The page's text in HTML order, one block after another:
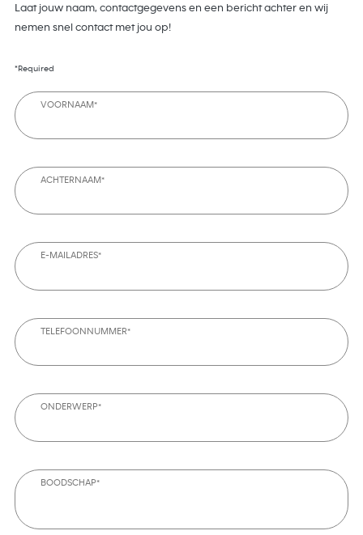
Laat jouw naam, contactgegevens en een bericht achter en wij
nemen snel contact met jou op!
*Required
VOORNAAM*
ACHTERNAAM*
E-MAILADRES*
TELEFOONNUMMER*
ONDERWERP*
BOODSCHAP*